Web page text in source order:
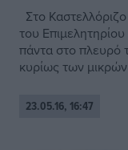
Στο
του
πάντα στο πλευρό
κυρίως των
23.05.16, 16:47